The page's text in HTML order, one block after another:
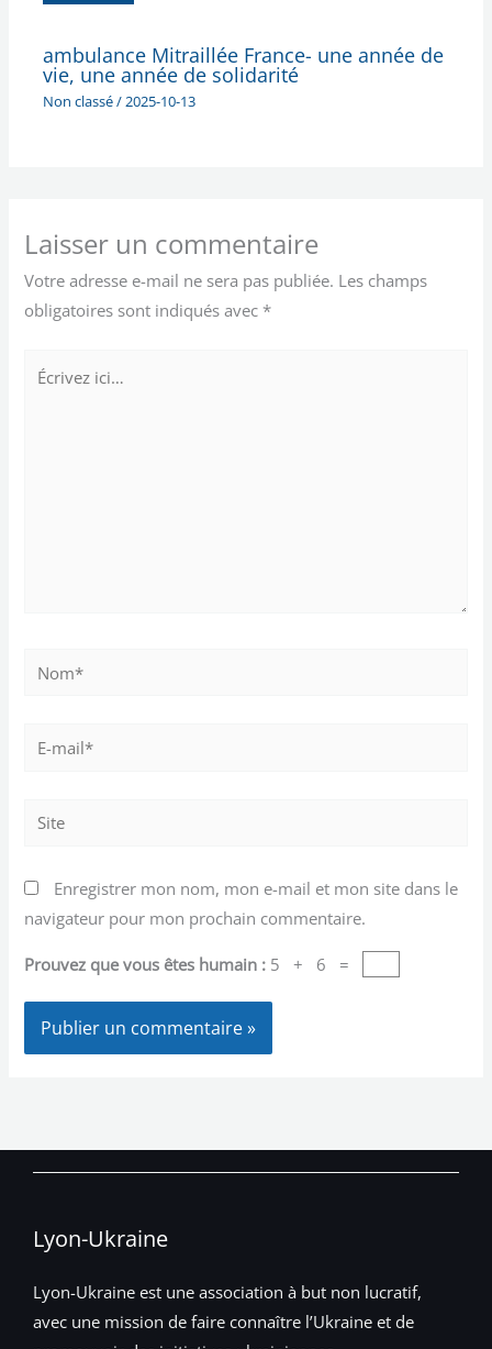
ambulance Mitraillée France- une année de
vie, une année de solidarité
Non classé/2025-10-13
Laisser un commentaire
Votre adresse e-mail ne sera pas publiée. Les champs
obligatoires sont indiqués avec *
Site
Enregistrer mon nom, mon e-mail et mon site dans le
navigateur pour mon prochain commentaire.
Prouvez que vous êtes humain : 5 + 6 =
Lyon-Ukraine
Lyon-Ukraine est une association à but non lucratif,
avec une mission de faire connaître l’Ukraine et de